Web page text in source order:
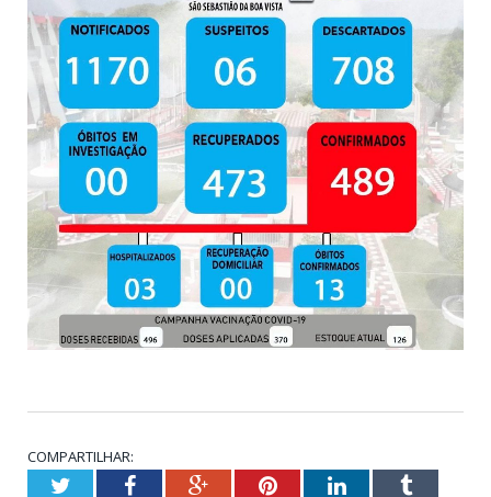
COMPARTILHAR:
TwitterFacebookGoogle+PinterestLinkedInTumblr